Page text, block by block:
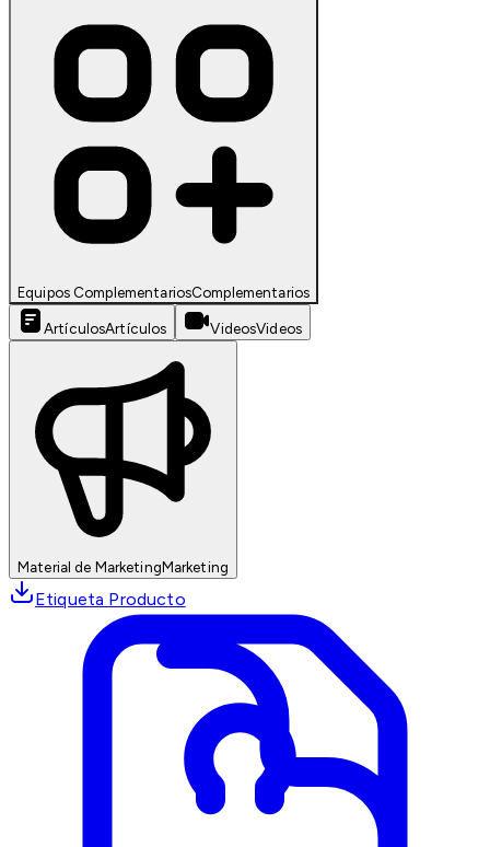
Equipos ComplementariosComplementarios
ArtículosArtículos VideosVideos
Material de MarketingMarketing
Etiqueta Producto